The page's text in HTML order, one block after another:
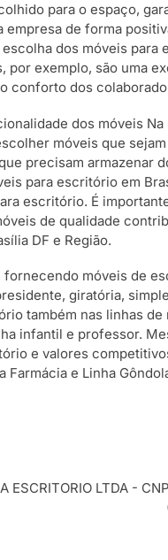
para o espaço,
empresa de forma
dos móveis
por exemplo, são uma
conforto dos
dos móveis
móveis que
precisam armazenar
para escritório em
escritório. É
de qualidade
DF e Região.
móveis de
giratória,
também nas linhas
infantil e professor.
e valores
Farmácia e Linha
ESCRITORIO LTDA -